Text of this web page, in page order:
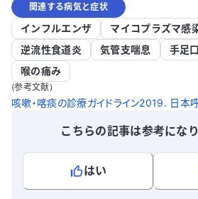
処すれば良いのか、アドバイスをいた
ると助かります。肺炎の可能性につい
確認したいです。どうかよろしくお願
たします。
関連する病気と症状
インフルエンザ マイコプラズマ感
逆流性食道炎
気管支喘息 手足
喉の痛み
(参考文献)
咳嗽・喀痰の診療ガイドライン2019. 日
こちらの記事は参考にな
はい